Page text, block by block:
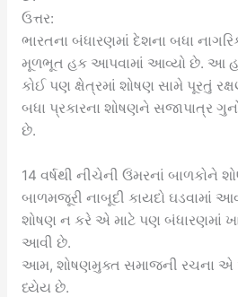
ઉત્તર:
ભારતના બંધારણમાં દેશના બધા
મૂળભૂત હક આપવામાં આવ્યો છે. આ હક
કોઈ પણ ક્ષેત્રમાં શોષણ સામે પૂરતું
બધા પ્રકારના શોષણને સજાપાત્ર
છે.
14 વર્ષથી નીચેની ઉંમરનાં બાળકોને
બાળમજૂરી નાબૂદી કાયદો ઘડવામાં
શોષણ ન કરે એ માટે પણ બંધારણમાં
આવી છે.
આમ, શોષણમુક્ત સમાજની રચના
ધ્યેય છે.